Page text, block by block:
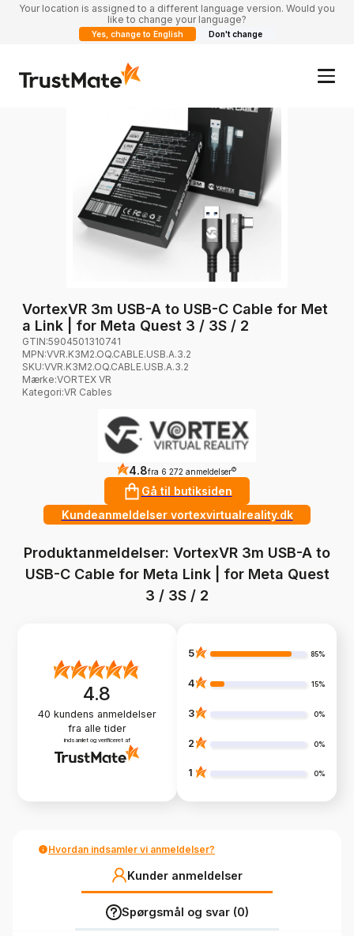
Your location is assigned to a different language version. Would you
like to change your language?
Yes, change to English Don't change
VortexVR 3m USB-A to USB-C Cable for Met
a Link | for Meta Quest 3 / 3S / 2
GTIN:5904501310741
MPN:VVR.K3M2.OQ.CABLE.USB.A.3.2
SKU:VVR.K3M2.OQ.CABLE.USB.A.3.2
Mærke:VORTEX VR
Kategori:VR Cables
4.8fra 6 272 anmeldelser ?
Gå til butiksiden
Kundeanmeldelser vortexvirtualreality.dk
Produktanmeldelser: VortexVR 3m USB-A to
USB-C Cable for Meta Link | for Meta Quest
3 / 3S / 2
4.8
40 kundens anmeldelser
fra alle tider
indsamlet og verificeret af
5 85%
4 15%
3 0%
2 0%
1 0%
Hvordan indsamler vi anmeldelser?
Kunder anmeldelser
Spørgsmål og svar (0)